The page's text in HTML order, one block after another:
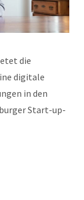
die
digitale
in den
Start-up-